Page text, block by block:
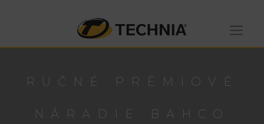
RUČNÉ PRÉMIOVÉ
NÁRADIE BAHCO